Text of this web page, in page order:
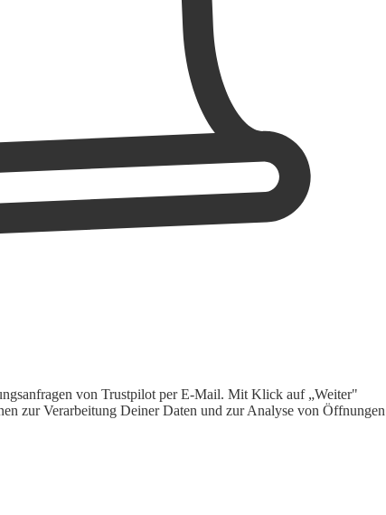
von Trustpilot per E-Mail. Mit Klick auf „Weiter"
zur Verarbeitung Deiner Daten und zur Analyse von Öffnungen